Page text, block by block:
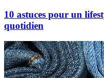
10 astuces pour un
quotidien